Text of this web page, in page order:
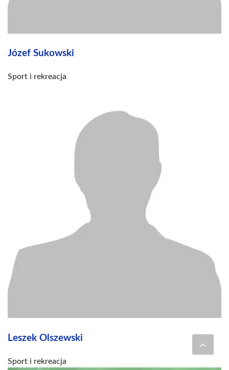
Józef Sukowski
Sport i rekreacja
Leszek Olszewski
Sport i rekreacja